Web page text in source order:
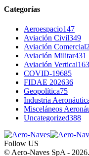
Categorías
Aeroespacio147
Aviación Civil349
Aviación Comercial
Aviación Militar431
Aviación Vertical163
COVID-19685
FIDAE 202636
Geopolítica75
Industria
Misceláneos
Uncategorized388
Follow US
© Aero-Naves SpA -